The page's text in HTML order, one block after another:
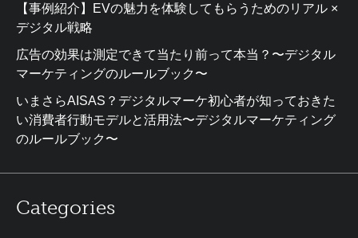
【事例紹介】EVの魅力を体験してもらうためのリアル ×
デジタル戦略
広告の効果は測定できて当たり前って本当？〜デジタル
マーケティングのルールブック〜
いまさらAISAS？デジタルマーケ初心者が知っておきた
い消費者行動モデルと活用法〜デジタルマーケティング
のルールブック〜
Categories